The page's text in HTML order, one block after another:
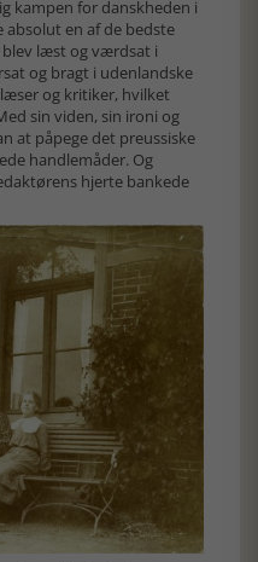
kampen for danskheden i
absolut en af de bedste
blev læst og værdsat i
og bragt i udenlandske
og kritiker, hvilket
sin viden, sin ironi og
at påpege det preussiske
handlemåder. Og
hjerte bankede